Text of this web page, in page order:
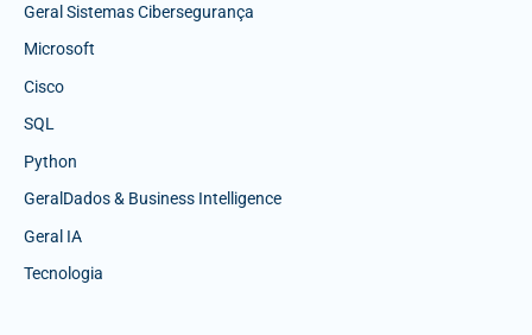
Geral Sistemas Cibersegurança
Microsoft
Cisco
SQL
Python
GeralDados & Business Intelligence
Geral IA
Tecnologia